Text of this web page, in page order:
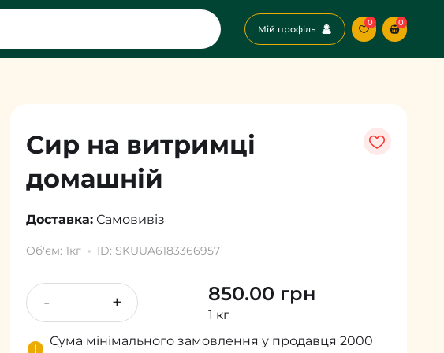
Мій профіль
0 0
Сир на витримці
домашній
Доставка: Самовивіз
Об'єм: 1кг ID: SKUUA6183366957
- + 850.00 грн
1 кг
Сума мінімального замовлення у продавця 2000